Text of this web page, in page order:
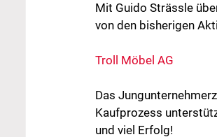
Mit Guido Strässle
von den bisherigen
Troll Möbel AG
Das
Kaufprozess
und viel Erfolg!